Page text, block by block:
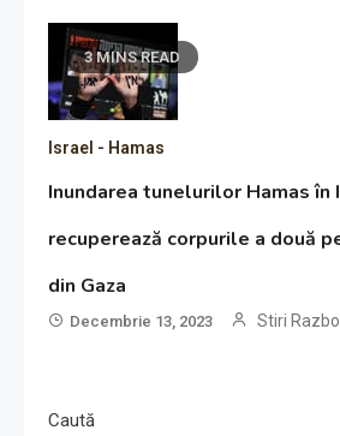
3 MINS READ
Israel - Hamas
Inundarea tunelurilor Hamas în
recuperează corpurile a două
din Gaza
Decembrie 13, 2023 Stiri
Caută